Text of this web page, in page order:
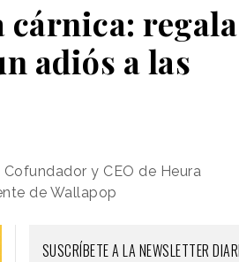
cárnica: regala
adiós a las
y CEO de Heura
de Wallapop
SUSCRÍBETE A LA NEWSLETTER